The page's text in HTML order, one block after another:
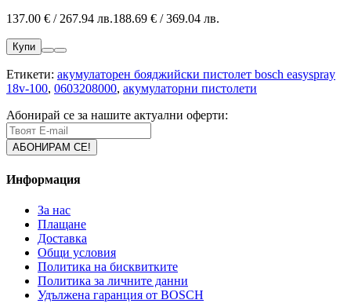
137.00 € / 267.94 лв.188.69 € / 369.04 лв.
Купи
Етикети: акумулаторен бояджийски пистолет bosch easyspray
18v-100, 0603208000, акумулаторни пистолети
Абонирай се за нашите актуални оферти:
Информация
За нас
Плащане
Доставка
Общи условия
Политика на бисквитките
Политика за личните данни
Удължена гаранция от BOSCH